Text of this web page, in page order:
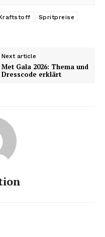
Spritpreise
Next article
Met Gala 2026: Thema und
Dresscode erklärt